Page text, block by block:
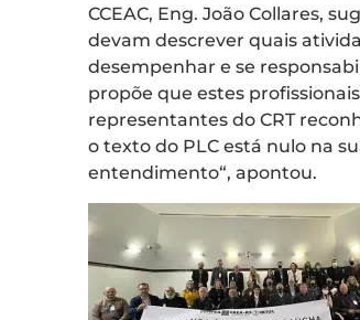
CCEAC, Eng. João Collares,
devam descrever quais
desempenhar e se
propõe que estes
representantes do CRT
o texto do PLC está nulo na
entendimento“, apontou.